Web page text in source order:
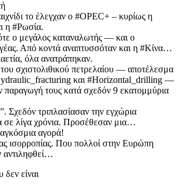
το έλεγχαν ο #OPEC+ – κυρίως η
η #Ρωσία.
ο μεγάλος καταναλωτής — και ο
Από κοντά αναπτυσσόταν και η #Κίνα…
όλα ανατράπηκαν.
σχιστολιθικού πετρελαίου — αποτέλεσμα
και #Horizontal_drilling —
τους κατά σχεδόν 9 εκατομμύρια
Σχεδόν τριπλασίασαν την εγχώρια
σε λίγα χρόνια. Προσέθεσαν μια…
αγορά!
ισορροπίας. Που πολλοί στην Ευρώπη
αντιληφθεί…
είναι